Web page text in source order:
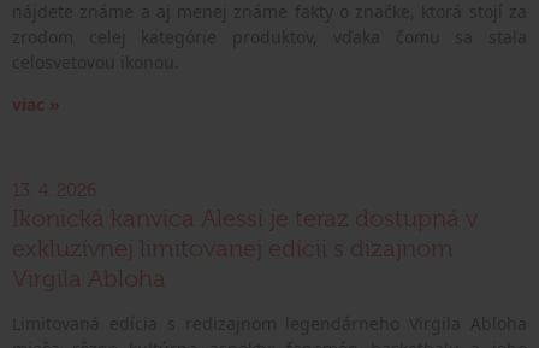
viac »
13. 4. 2026
Ikonická kanvica Alessi je teraz dostupná v
exkluzívnej limitovanej edícii s dizajnom
Virgila Abloha